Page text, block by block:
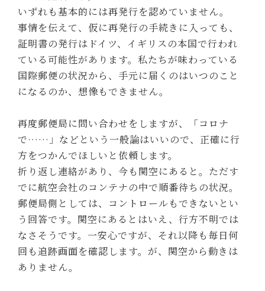
いずれも基本的には再発行を認めていません。
事情を伝えて、仮に再発行の手続きに入っても、
証明書の発行はドイツ、イギリスの本国で行われ
ている可能性があります。私たちが味わっている
国際郵便の状況から、手元に届くのはいつのこと
になるのか、想像もできません。
再度郵便局に問い合わせをしますが、「コロナ
で……」などという一般論はいいので、正確に行
方をつかんでほしいと依頼します。
折り返し連絡があり、今も関空にあると。ただす
でに航空会社のコンテナの中で順番待ちの状況。
郵便局側としては、コントロールもできないとい
う回答です。関空にあるとはいえ、行方不明では
なさそうです。一安心ですが、それ以降も毎日何
回も追跡画面を確認します。が、関空から動きは
ありません。